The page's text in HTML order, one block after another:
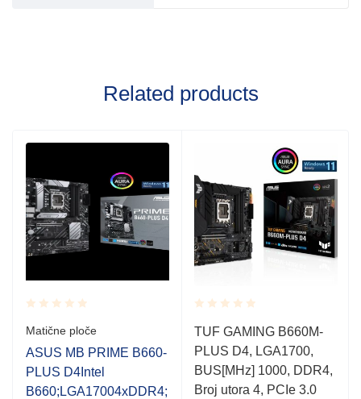
Related products
Rated
0.001
out
of
5
Matične ploče
ASUS MB PRIME B660-
PLUS D4Intel
B660;LGA17004xDDR4;
Rated
0.001
out
of
5
TUF GAMING B660M-
PLUS D4, LGA1700,
BUS[MHz] 1000, DDR4,
Broj utora 4, PCIe 3.0